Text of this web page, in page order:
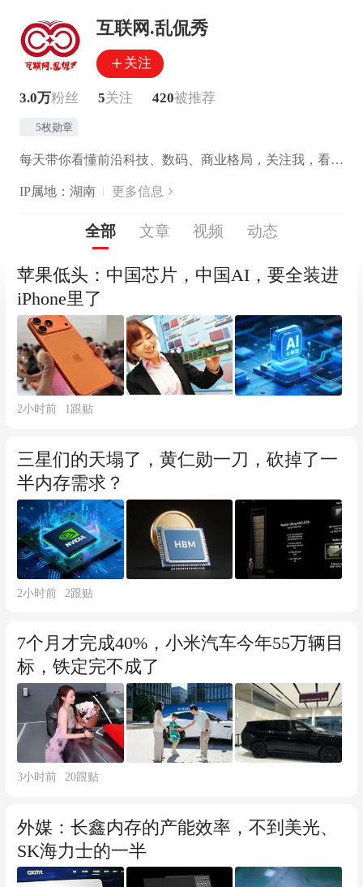
互联网.乱侃秀
关注
3.0万粉丝 5关注 420被推荐
5枚勋章
每天带你看懂前沿科技、数码、商业格局，关注我，看透科技背后的逻辑与真相
IP属地：湖南 更多信息
全部 文章 视频 动态
苹果低头：中国芯片，中国AI，要全装进
iPhone里了
2小时前 1跟贴
三星们的天塌了，黄仁勋一刀，砍掉了一
半内存需求？
2小时前 2跟贴
7个月才完成40%，小米汽车今年55万辆目
标，铁定完不成了
3小时前 20跟贴
外媒：长鑫内存的产能效率，不到美光、
SK海力士的一半